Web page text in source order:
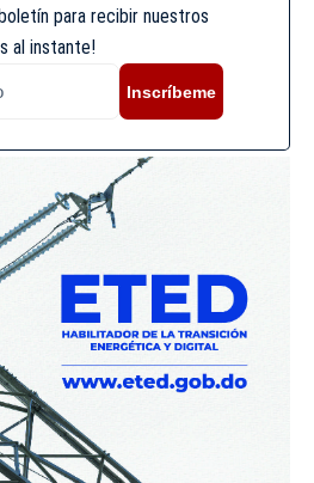
para recibir nuestros
al instante!
Inscríbeme